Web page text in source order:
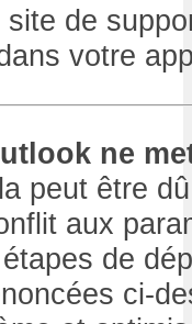
de
votre
ne
peut être
aux
de
ci-